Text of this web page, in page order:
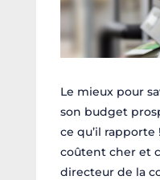
Le mieux pour
son budget
ce qu’il
coûtent cher et
directeur de la